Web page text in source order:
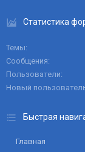
Статистика
Темы
Сообщения
Пользователи
Новый
Быстрая
Главная